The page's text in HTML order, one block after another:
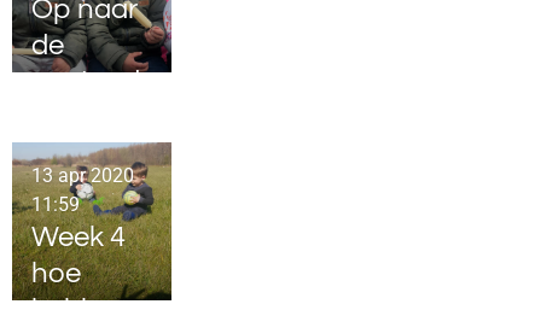
Op naar
de
gastoud
Week 4
hoe
13 apr 2020
11:59